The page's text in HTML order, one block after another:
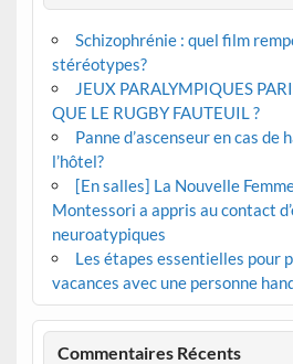
Schizophrénie : quel film
stéréotypes?
JEUX PARALYMPIQUES
QUE LE RUGBY FAUTEUIL ?
Panne d’ascenseur en cas de
l’hôtel?
[En salles] La Nouvelle
Montessori a appris au contact
neuroatypiques
Les étapes essentielles pour
vacances avec une personne
Commentaires Récents